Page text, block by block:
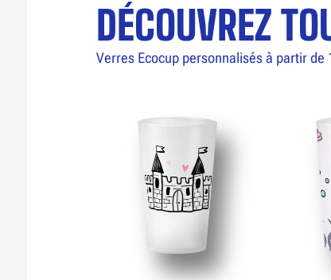
DÉCOUVREZ
Verres Ecocup personnalisés à partir